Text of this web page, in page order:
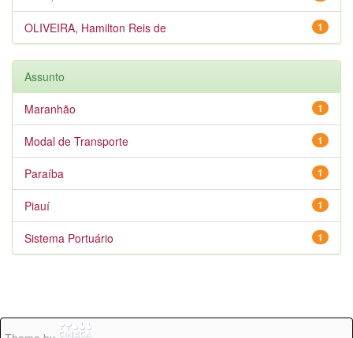
1
OLIVEIRA, Hamilton Reis de
Assunto
1
Maranhão
1
Modal de Transporte
1
Paraíba
1
Piauí
1
Sistema Portuário